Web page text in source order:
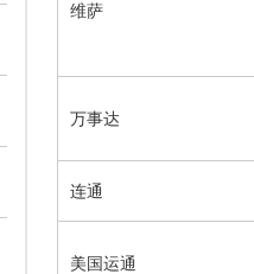
维萨
万事达
连通
美国运通